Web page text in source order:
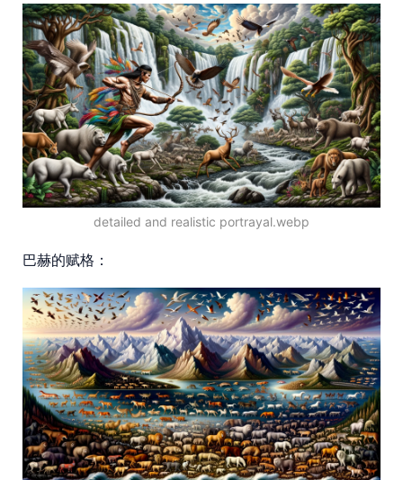
detailed and realistic portrayal.webp
巴赫的赋格：